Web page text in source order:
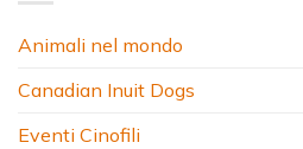
Animali nel mondo
Canadian Inuit Dogs
Eventi Cinofili